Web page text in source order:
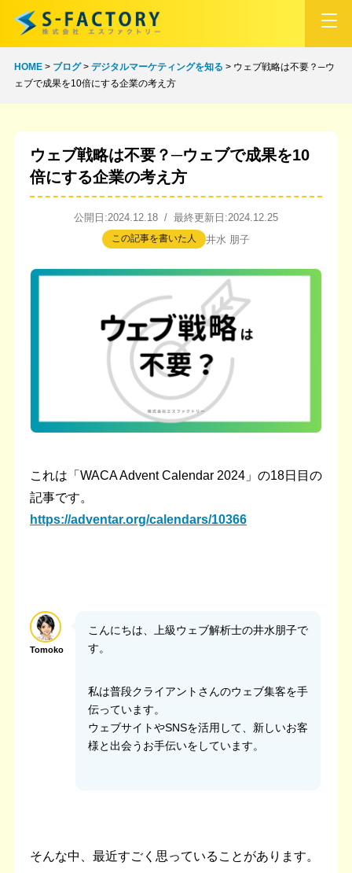
HOME> ブログ> デジタルマーケティングを知る > ウェブ戦略は不要？─ウ
ェブで成果を10倍にする企業の考え方
ウェブ戦略は不要？─ウェブで成果を10
倍にする企業の考え方
公開日:2024.12.18 / 最終更新日:2024.12.25
この記事を書いた人 井水 朋子
これは「WACA Advent Calendar 2024」の18日目の
記事です。
https://adventar.org/calendars/10366
Tomoko
こんにちは、上級ウェブ解析士の井水朋子で
す。
私は普段クライアントさんのウェブ集客を手
伝っています。
ウェブサイトやSNSを活用して、新しいお客
様と出会うお手伝いをしています。
そんな中、最近すごく思っていることがあります。